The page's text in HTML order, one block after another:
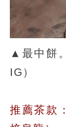
▲最中餅
IG）
推薦茶款